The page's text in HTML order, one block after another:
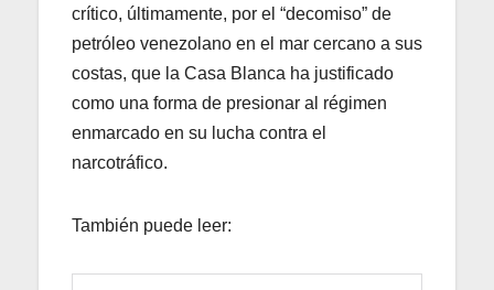
crítico, últimamente, por el “decomiso” de
petróleo venezolano en el mar cercano a sus
costas, que la Casa Blanca ha justificado
como una forma de presionar al régimen
enmarcado en su lucha contra el
narcotráfico.
También puede leer: